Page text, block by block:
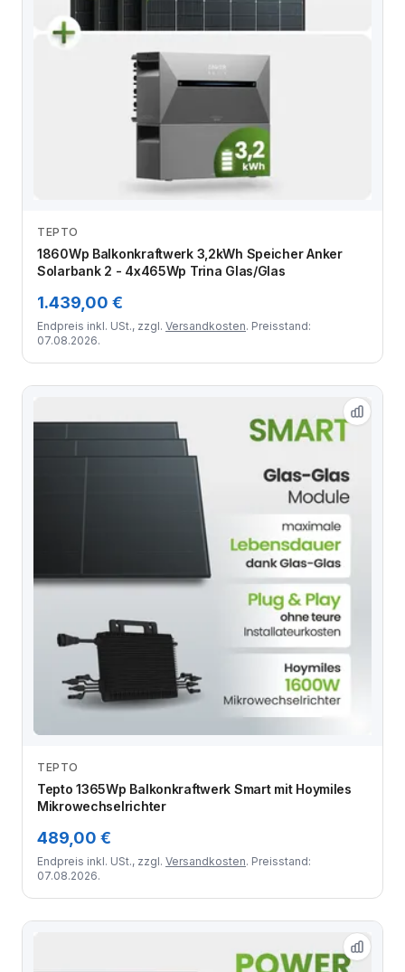
TEPTO
1860Wp Balkonkraftwerk 3,2kWh Speicher Anker
Solarbank 2 - 4x465Wp Trina Glas/Glas
1.439,00 €
Endpreis inkl. USt., zzgl. Versandkosten. Preisstand:
07.08.2026.
TEPTO
Tepto 1365Wp Balkonkraftwerk Smart mit Hoymiles
Mikrowechselrichter
489,00 €
Endpreis inkl. USt., zzgl. Versandkosten. Preisstand:
07.08.2026.